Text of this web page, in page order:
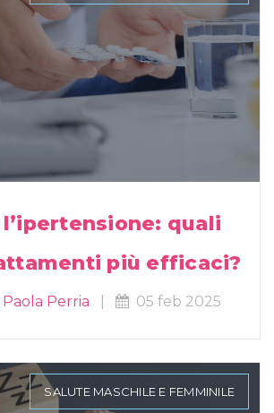
l’ipertensione: quali
più efficaci?
Paola Perria 05 feb 2025
SALUTE MASCHILE E FEMMINILE